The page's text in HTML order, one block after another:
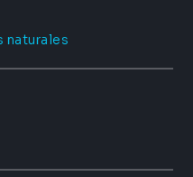
naturales